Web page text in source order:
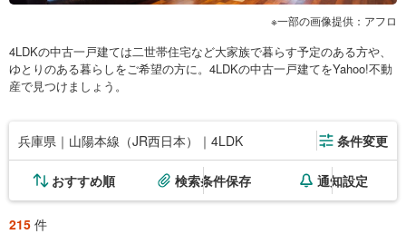
一部の画像提供：アフロ
4LDKの中古一戸建ては二世帯住宅など大家族で暮らす予定のある方や、
ゆとりのある暮らしをご希望の方に。4LDKの中古一戸建てをYahoo!不動
産で見つけましょう。
兵庫県｜山陽本線（JR西日本）｜4LDK 条件変更
おすすめ順 検索条件保存 通知設定
215 件